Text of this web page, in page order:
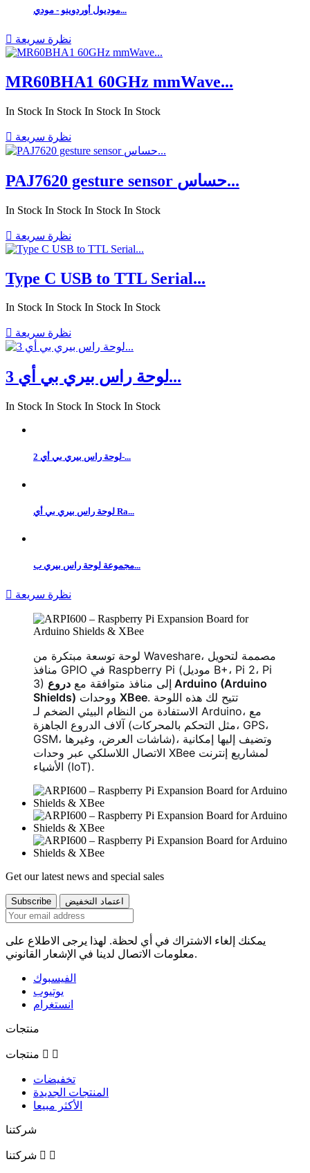
موديول أوردوينو - مودي...
 نظرة سريعة
MR60BHA1 60GHz mmWave...
In Stock In Stock In Stock In Stock
 نظرة سريعة
PAJ7620 gesture sensor حساس...
In Stock In Stock In Stock In Stock
 نظرة سريعة
Type C USB to TTL Serial...
In Stock In Stock In Stock In Stock
 نظرة سريعة
لوحة راس بيري بي أي 3...
In Stock In Stock In Stock In Stock
لوحة راس بيري بي أي 2-...
لوحة راس بيري بي أي Ra...
مجموعة لوحة راس بيري ب...
 نظرة سريعة
لوحة توسعة مبتكرة من Waveshare، مصممة لتحويل
منافذ GPIO في Raspberry Pi (موديل B+، Pi 2، Pi
3) إلى منافذ متوافقة مع دروع Arduino (Arduino
Shields)
XBee. تتيح لك هذه اللوحة
الاستفادة من النظام البيئي الضخم لـ Arduino، مع
آلاف الدروع الجاهزة (مثل التحكم بالمحركات، GPS،
GSM، شاشات العرض، وغيرها)، وتضيف إليها إمكانية
الاتصال اللاسلكي عبر وحدات XBee لمشاريع إنترنت
الأشياء (IoT).
Get our latest news and special sales
يمكنك إلغاء الاشتراك في أي لحظة. لهذا يرجى الاطلاع على
معلومات الاتصال لدينا في الإشعار القانوني.
الفيسبوك
يوتيوب
انستغرام
منتجات
منتجات  
تخفيضات
المنتجات الجديدة
الأكثر مبيعا
شركتنا
شركتنا  